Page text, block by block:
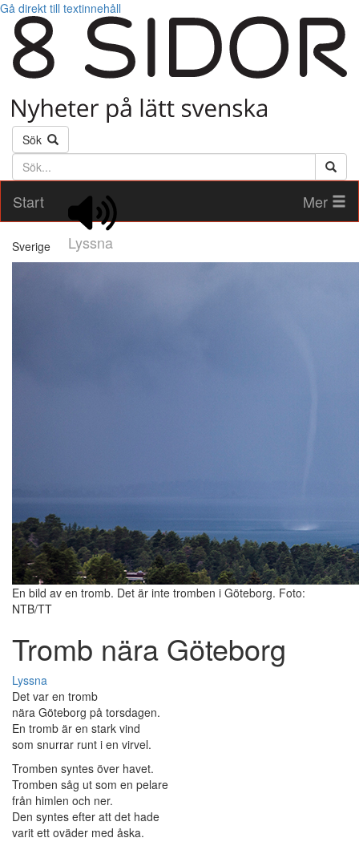
Gå direkt till textinnehåll
Sök
Söktext
Start
Lyssna
Mer
Sverige
En bild av en tromb. Det är inte tromben i Göteborg. Foto:
NTB/TT
Tromb nära Göteborg
Lyssna
Det var en tromb
nära Göteborg på torsdagen.
En tromb är en stark vind
som snurrar runt i en virvel.
Tromben syntes över havet.
Tromben såg ut som en pelare
från himlen och ner.
Den syntes efter att det hade
varit ett oväder med åska.